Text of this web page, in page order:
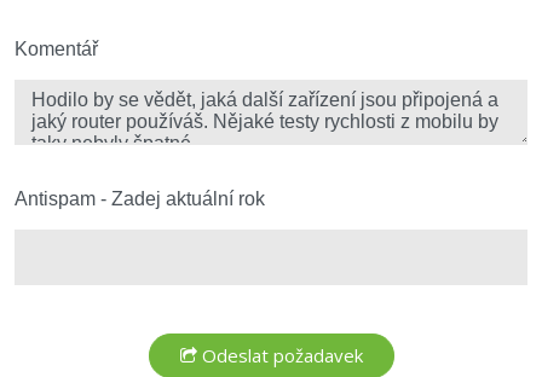
Fórum
Kybernetická bezpečnost
Komentář
Antispam - Zadej aktuální rok